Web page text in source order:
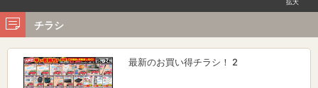
拡大
チラシ
最新のお買い得チラシ！ 2